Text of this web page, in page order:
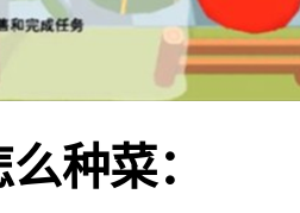
种菜：